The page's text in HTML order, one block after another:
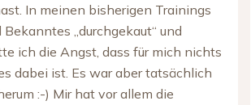
In meinen bisherigen Trainings
„durchgekaut“ und
ich die Angst, dass für mich nichts
dabei ist. Es war aber tatsächlich
:-) Mir hat vor allem die